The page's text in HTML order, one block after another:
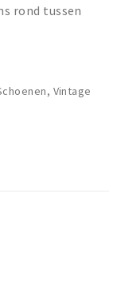
rond tussen
Vintage